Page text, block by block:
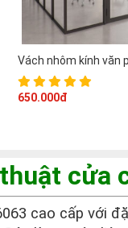
Vách nhôm kính văn
650.000đ
cửa
cao cấp với